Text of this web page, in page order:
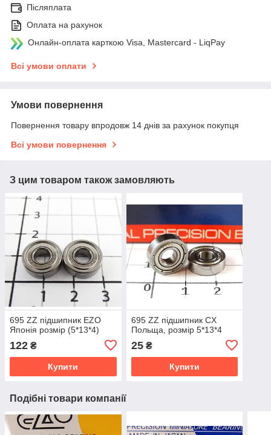
Післяплата
Оплата на рахунок
Онлайн-оплата карткою Visa, Mastercard - LiqPay
Всі умови оплати
Умови повернення
Повернення товару впродовж 14 днів за рахунок покупця
Всі умови повернення
З цим товаром також замовляють
695 ZZ підшипник EZO
Японія розмір (5*13*4)
122 ₴
Купити
695 ZZ підшипник CX
Польща, розмір 5*13*4
25₴
Купити
Подібні товари компанії